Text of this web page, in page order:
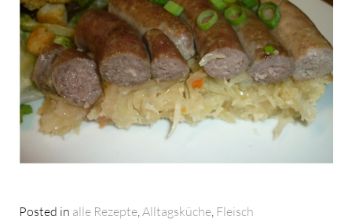
Posted in alle Rezepte Alltagsküche Fleisch